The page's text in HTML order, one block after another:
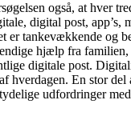
også, at hver
digital post, app’s,
er tankevækkende og
hjælp fra
digitale post.
hverdagen. En stor
udfordringer